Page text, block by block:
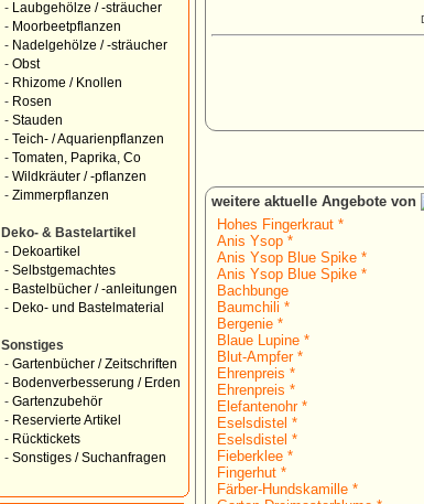
-
Laubgehölze / -sträucher
- Moorbeetpflanzen
- Nadelgehölze / -sträucher
- Obst
- Rhizome / Knollen
- Rosen
- Stauden
- Teich- / Aquarienpflanzen
- Tomaten, Paprika, Co
- Wildkräuter / -pflanzen
- Zimmerpflanzen
Deko- & Bastelartikel
- Dekoartikel
- Selbstgemachtes
- Bastelbücher / -anleitungen
- Deko- und Bastelmaterial
Sonstiges
- Gartenbücher / Zeitschriften
- Bodenverbesserung / Erden
- Gartenzubehör
- Reservierte Artikel
- Rücktickets
- Sonstiges / Suchanfragen
weitere aktuelle Angebote von
Hohes Fingerkraut *
Anis Ysop *
Anis Ysop Blue Spike *
Anis Ysop Blue Spike *
Bachbunge
Baumchili *
Bergenie *
Blaue Lupine *
Blut-Ampfer *
Ehrenpreis *
Ehrenpreis *
Elefantenohr *
Eselsdistel *
Eselsdistel *
Fieberklee *
Fingerhut *
Färber-Hundskamille *